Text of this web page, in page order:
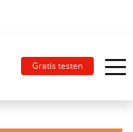
Gratis testen